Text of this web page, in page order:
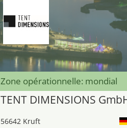
Zone opérationnelle: mondial
TENT DIMENSIONS
56642 Kruft